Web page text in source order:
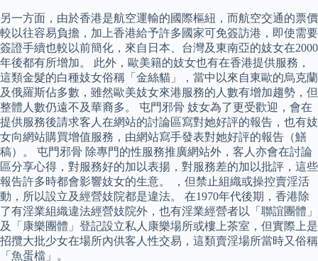
另一方面，由於香港是航空運輸的國際樞紐，而航空交通的票價
較以往容易負擔，加上香港給予許多國家可免簽訪港，即使需要
簽證手續也較以前簡化，來自日本、台灣及東南亞的妓女在2000
年後都有所增加。 此外，歐美籍的妓女也有在香港提供服務，
這類金髮的白種妓女俗稱「金絲貓」，當中以來自東歐的烏克蘭
及俄羅斯佔多數，雖然歐美妓女來港服務的人數有增加趨勢，但
整體人數仍遠不及華裔多。 屯門邪骨 妓女為了更受歡迎，會在
提供服務後請求客人在網站的討論區寫對她好評的報告，也有妓
女向網站購買增值服務，由網站寫手發表對她好評的報告（鱔
稿）。 屯門邪骨 除專門的性服務推廣網站外，客人亦會在討論
區分享心得，對服務好的加以表揚，對服務差的加以批評，這些
報告許多時都會影響妓女的生意。 ，但禁止組織或操控賣淫活
動，所以設立及經營妓院都是違法。 在1970年代後期，香港除
了有淫業組織違法經營妓院外，也有淫業經營者以「聯誼團體」
及「康樂團體」登記設立私人康樂場所或樓上茶室，但實際上是
招攬大批少女在場所內供客人性交易，這類賣淫場所當時又俗稱
「魚蛋檔」。